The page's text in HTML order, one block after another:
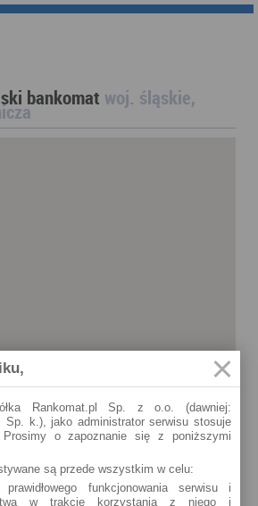
bankomat woj. śląskie,
Rankomat.pl Sp. z o.o. (dawniej:
k.), jako administrator serwisu stosuje
Prosimy o zapoznanie się z poniższymi
są przede wszystkim w celu:
prawidłowego funkcjonowania serwisu i
w trakcie korzystania z niego i